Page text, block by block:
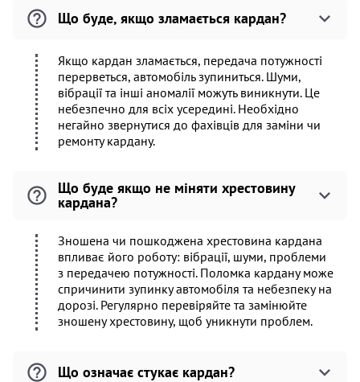
Що буде, якщо зламається кардан?
Якщо кардан зламається, передача потужності
перерветься, автомобіль зупиниться. Шуми,
вібрації та інші аномалії можуть виникнути. Це
небезпечно для всіх усередині. Необхідно
негайно звернутися до фахівців для заміни чи
ремонту кардану.
Що буде якщо не міняти хрестовину
кардана?
Зношена чи пошкоджена хрестовина кардана
впливає його роботу: вібрації, шуми, проблеми
з передачею потужності. Поломка кардану може
спричинити зупинку автомобіля та небезпеку на
дорозі. Регулярно перевіряйте та замінюйте
зношену хрестовину, щоб уникнути проблем.
Що означає стукає кардан?